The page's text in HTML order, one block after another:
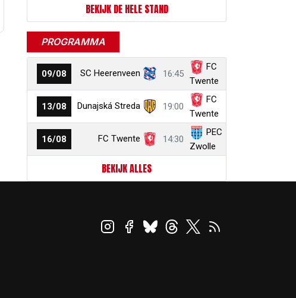
BEKIJK DE HELE STAND
PROGRAMMA
09/08 SC Heerenveen 16:45
FC
Twente
13/08 Dunajská Streda 19:00
FC
Twente
16/08 FC Twente 14:30
PEC
Zwolle
BEKIJK ALLES